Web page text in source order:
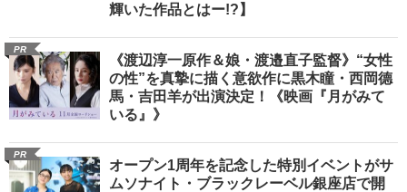
輝いた作品とはー!?】
PR
《渡辺淳一原作＆娘・渡邉直子監督》“女性
の性”を真摯に描く意欲作に黒木瞳・西岡德
馬・吉田羊が出演決定！《映画『月がみて
いる』》
PR
オープン1周年を記念した特別イベントがサ
ムソナイト・ブラックレーベル銀座店で開